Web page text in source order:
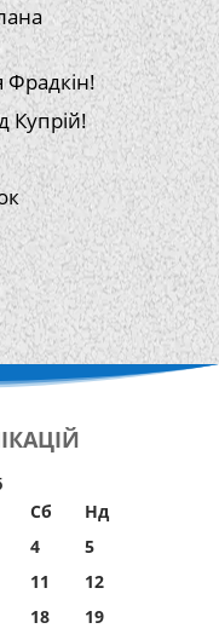
Фрадкін!
Купрій!
Сб
Нд
4
5
11
12
18
19